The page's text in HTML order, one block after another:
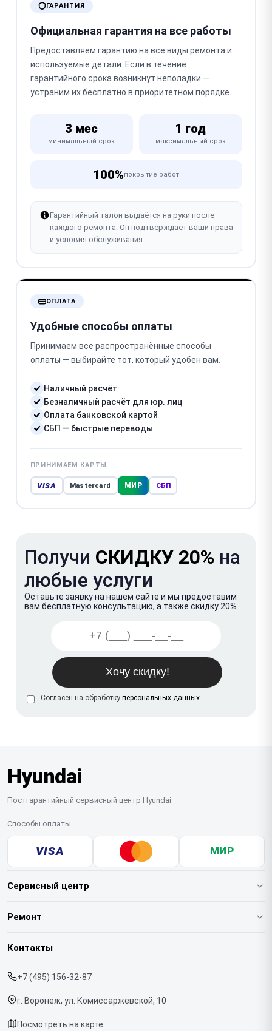
ГАРАНТИЯ
Официальная гарантия на все работы
Предоставляем гарантию на все виды ремонта и
используемые детали. Если в течение
гарантийного срока возникнут неполадки —
устраним их бесплатно в приоритетном порядке.
3 мес
минимальный срок
1 год
максимальный срок
100%покрытие работ
Гарантийный талон выдаётся на руки после
каждого ремонта. Он подтверждает ваши права
и условия обслуживания.
ОПЛАТА
Удобные способы оплаты
Принимаем все распространённые способы
оплаты — выбирайте тот, который удобен вам.
Наличный расчёт
Безналичный расчёт для юр. лиц
Оплата банковской картой
СБП — быстрые переводы
ПРИНИМАЕМ КАРТЫ
VISA Mastercard МИР СБП
Получи СКИДКУ 20% на
любые услуги
Оставьте заявку на нашем сайте и мы предоставим
вам бесплатную консультацию, а также скидку 20%
Согласен на обработку персональных данных
Hyundai
Постгарантийный сервисный центр Hyundai
Способы оплаты
VISA МИР
Сервисный центр
О нашем сервисе
Срочный ремонт
Доставка и способы оплаты
Ремонт
Варочных панелей
Контакты
+7 (495) 156-32-87
г. Воронеж, ул. Комиссаржевской, 10
Посмотреть на карте